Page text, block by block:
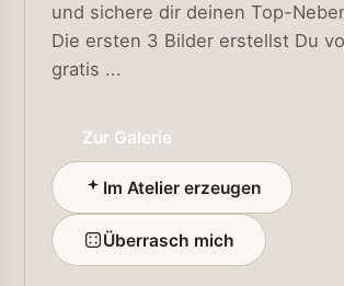
und sichere dir deinen Top-
Die ersten 3 Bilder erstellst Du
gratis ...
Zur Galerie
Im Atelier erzeugen
Überrasch mich